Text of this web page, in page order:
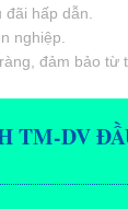
hấp dẫn.
nghiệp.
đảm bảo từ
TM-DV